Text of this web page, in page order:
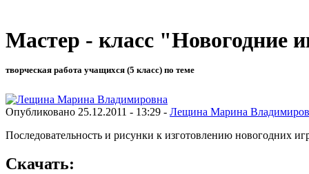
Мастер - класс "Новогодние
творческая работа учащихся (5 класс) по теме
Опубликовано 25.12.2011 - 13:29 - Лещина Марина
Последовательность и рисунки к изготовлению новогодних
Скачать: